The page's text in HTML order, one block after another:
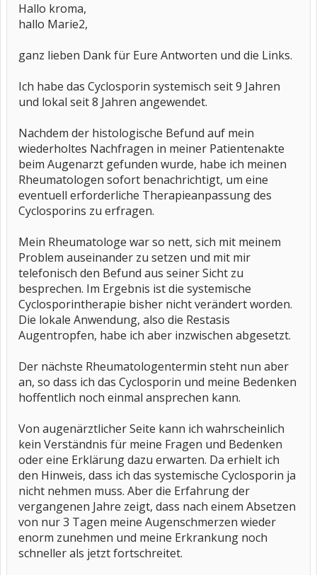
Hallo kroma,
hallo Marie2,
ganz lieben Dank für Eure Antworten und die Links.
Ich habe das Cyclosporin systemisch seit 9 Jahren
und lokal seit 8 Jahren angewendet.
Nachdem der histologische Befund auf mein
wiederholtes Nachfragen in meiner Patientenakte
beim Augenarzt gefunden wurde, habe ich meinen
Rheumatologen sofort benachrichtigt, um eine
eventuell erforderliche Therapieanpassung des
Cyclosporins zu erfragen.
Mein Rheumatologe war so nett, sich mit meinem
Problem auseinander zu setzen und mit mir
telefonisch den Befund aus seiner Sicht zu
besprechen. Im Ergebnis ist die systemische
Cyclosporintherapie bisher nicht verändert worden.
Die lokale Anwendung, also die Restasis
Augentropfen, habe ich aber inzwischen abgesetzt.
Der nächste Rheumatologentermin steht nun aber
an, so dass ich das Cyclosporin und meine Bedenken
hoffentlich noch einmal ansprechen kann.
Von augenärztlicher Seite kann ich wahrscheinlich
kein Verständnis für meine Fragen und Bedenken
oder eine Erklärung dazu erwarten. Da erhielt ich
den Hinweis, dass ich das systemische Cyclosporin ja
nicht nehmen muss. Aber die Erfahrung der
vergangenen Jahre zeigt, dass nach einem Absetzen
von nur 3 Tagen meine Augenschmerzen wieder
enorm zunehmen und meine Erkrankung noch
schneller als jetzt fortschreitet.